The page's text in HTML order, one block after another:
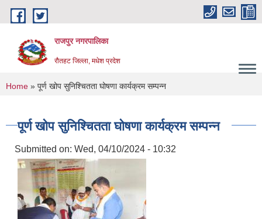
Skip to main content
राजपुर नगरपालिका
रौतहट जिल्ला, मधेश प्रदेश
You are here
Home » पूर्ण खोप सुनिश्चितता घोषणा कार्यक्रम सम्पन्न
पूर्ण खोप सुनिश्चितता घोषणा कार्यक्रम सम्पन्न
Submitted on: Wed, 04/10/2024 - 10:32